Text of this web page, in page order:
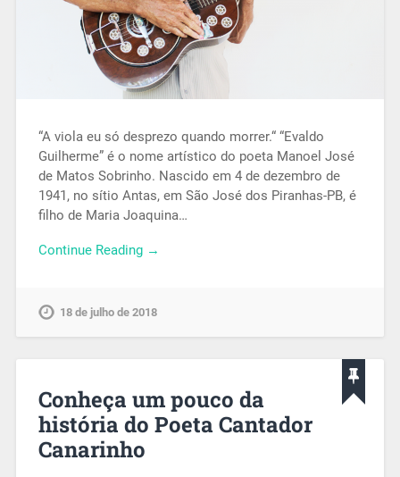
“A viola eu só desprezo quando morrer.“ “Evaldo
Guilherme” é o nome artístico do poeta Manoel José
de Matos Sobrinho. Nascido em 4 de dezembro de
1941, no sítio Antas, em São José dos Piranhas-PB, é
filho de Maria Joaquina…
Continue Reading →
18 de julho de 2018
Conheça um pouco da
história do Poeta Cantador
Canarinho